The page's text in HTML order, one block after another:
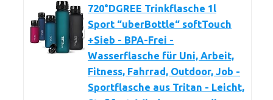
720°DGREE Trinkflasche 1l
Sport “uberBottle“ softTouch
+Sieb - BPA-Frei -
Wasserflasche für Uni, Arbeit,
Fitness, Fahrrad, Outdoor, Job -
Sportflasche aus Tritan - Leicht,